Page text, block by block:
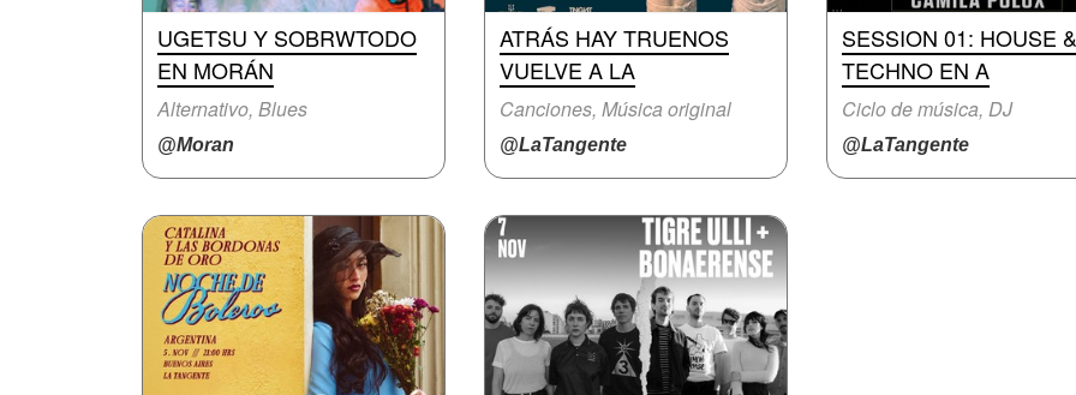
UGETSU Y SOBRWTODO
EN MORÁN
Alternativo, Blues
@Moran
ATRÁS HAY TRUENOS
VUELVE A LA
Canciones, Música original
@LaTangente
SESSION 01: HOUSE &
TECHNO EN A
Ciclo de música, DJ
@LaTangente